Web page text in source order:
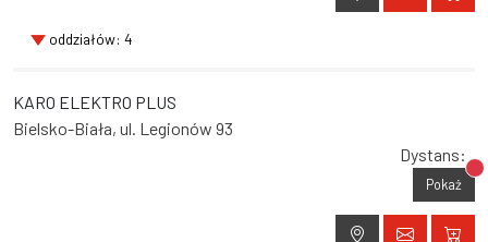
oddziałów: 4
KARO ELEKTRO PLUS
Bielsko-Biała, ul. Legionów 93
Dystans:
Pokaż